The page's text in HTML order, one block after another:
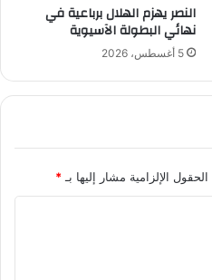
النصر يهزم الهلال برباعية في
نهائي البطولة الآسيوية
5 أغسطس، 2026
الحقول الإلزامية مشار إليها بـ *